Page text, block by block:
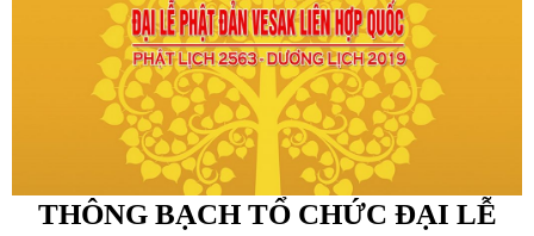
THÔNG BẠCH TỔ CHỨC ĐẠI LỄ